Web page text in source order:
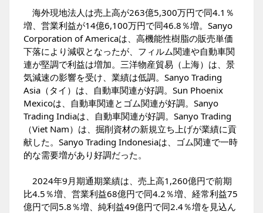
海外現地法人は売上高が263億5,300万円で同4.1％
増、営業利益が14億6,100万円で同46.8％増。Sanyo
Corporation of Americaは、高機能性樹脂の販売単価
下落により減収となったが、フィルム関連や自動車関
連が堅調で利益は増加。三洋物産貿易（上海）は、景
気減速の影響を受け、業績は低調。Sanyo Trading
Asia（タイ）は、自動車関連が好調。Sun Phoenix
Mexicoは、自動車関連とゴム関連が好調。Sanyo
Trading Indiaは、自動車関連が好調。Sanyo Trading
（Viet Nam）は、掘削資材の新規立ち上げが業績に貢
献した。Sanyo Trading Indonesiaは、ゴム関連で一時
的な需要増があり好調だった。
2024年9月期通期業績は、売上高1,260億円で前期
比4.5％増、営業利益68億円で同4.2％増、経常利益75
億円で同5.8％増、純利益49億円で同2.4％増を見込ん